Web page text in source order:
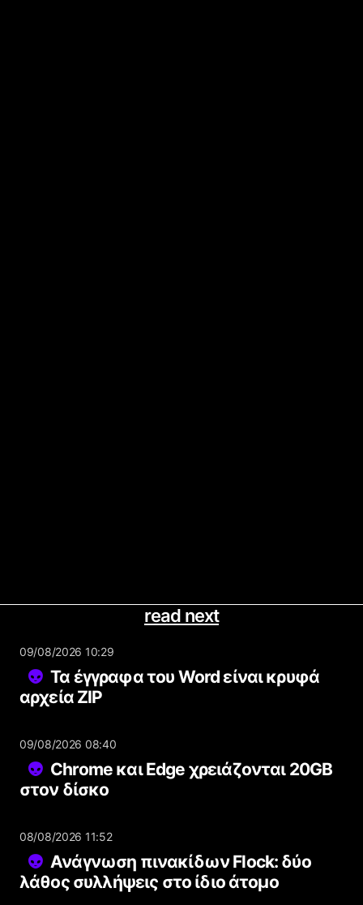
read next
09/08/2026 10:29
Τα έγγραφα του Word είναι κρυφά
αρχεία ZIP
09/08/2026 08:40
Chrome και Edge χρειάζονται 20GB
στον δίσκο
08/08/2026 11:52
Ανάγνωση πινακίδων Flock: δύο
λάθος συλλήψεις στο ίδιο άτομο